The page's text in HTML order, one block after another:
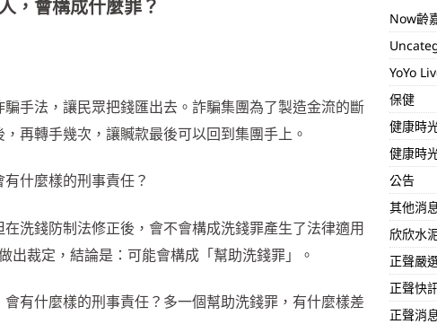
，會構成什麼罪？
手法，讓民眾把錢匯出去。詐騙集團為了製造金流的斷
再轉手幾次，讓贓款最後可以回到集團手上。
什麼樣的刑事責任？
洗錢防制法修正後，會不會構成洗錢罪產生了法律適用
裁定，結論是：可能會構成「幫助洗錢罪」。
有什麼樣的刑事責任？多一個幫助洗錢罪，有什麼樣差
Now齡
YoYo
保健
健康時
健康時
公告
其他消
欣欣水
正聲嚴
正聲快
正聲消